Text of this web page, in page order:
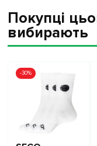
Покупці
вибирають
-30%